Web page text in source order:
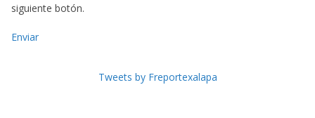
siguiente botón.
Enviar
Tweets by Freportexalapa